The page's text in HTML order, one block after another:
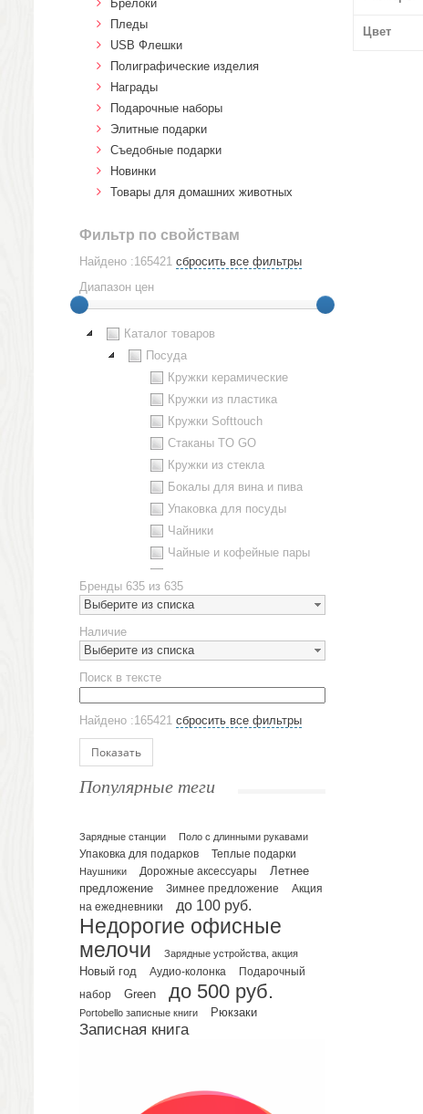
Цвет
Брелоки
Пледы
USB Флешки
Полиграфические изделия
Награды
Подарочные наборы
Элитные подарки
Cъедобные подарки
Новинки
Товары для домашних животных
Фильтр по свойствам
Найдено :165421 сбросить все фильтры
Диапазон цен
Каталог товаров
Посуда
Кружки керамические
Кружки из пластика
Кружки Softtouch
Стаканы TO GO
Кружки из стекла
Бокалы для вина и пива
Упаковка для посуды
Чайники
Чайные и кофейные пары
Наборы посуды
Предметы сервировки
Стаканы
Эко кружки
ЕВРОПОСУДА
Аксессуары
Ежедневники и блокноты
Датированные ежедневники
Планинги и телефонные книжки
Планинги датированные
Планинги недатированные
Телефонные книжки
Еженедельники
Органайзер на ежедневник
Сумки и Рюкзаки
Сумки для планшетов и ноутбуков
Рюкзаки
Конференц-сумки
Несессеры и косметички
Бренды 635 из 635
Выберите из списка
Наличие
Выберите из списка
Поиск в тексте
Найдено :165421 сбросить все фильтры
Показать
Популярные теги
Зарядные станции Поло с длинными рукавами
Упаковка для подарков
Теплые подарки
Наушники
Дорожные аксессуары
Летнее
предложение
Зимнее предложение
Акция
на ежедневники
до 100 руб.
Недорогие офисные
мелочи
Зарядные устройства, акция
Новый год Аудио-колонка
Подарочный
набор
Green до 500 руб.
Portobello записные книги Рюкзаки
Записная книга